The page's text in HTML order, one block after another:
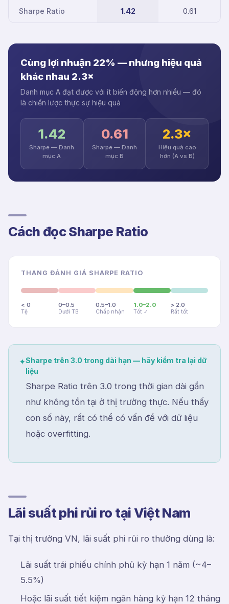
Sharpe Ratio 1.42 0.61
Cùng lợi nhuận 22% — nhưng hiệu quả
khác nhau 2.3×
Danh mục A đạt được với ít biến động hơn nhiều — đó
là chiến lược thực sự hiệu quả
1.42
Sharpe — Danh
mục A
0.61
Sharpe — Danh
mục B
2.3×
Hiệu quả cao
hơn (A vs B)
Cách đọc Sharpe Ratio
THANG ĐÁNH GIÁ SHARPE RATIO
< 0
Tệ
0–0.5
Dưới TB
0.5–1.0
Chấp nhận
1.0–2.0
Tốt ✓
> 2.0
Rất tốt
✦Sharpe trên 3.0 trong dài hạn — hãy kiểm tra lại dữ
liệu
Sharpe Ratio trên 3.0 trong thời gian dài gần
như không tồn tại ở thị trường thực. Nếu thấy
con số này, rất có thể có vấn đề với dữ liệu
hoặc overfitting.
Lãi suất phi rủi ro tại Việt Nam
Tại thị trường VN, lãi suất phi rủi ro thường dùng là:
Lãi suất trái phiếu chính phủ kỳ hạn 1 năm (~4–
5.5%)
Hoặc lãi suất tiết kiệm ngân hàng kỳ hạn 12 tháng